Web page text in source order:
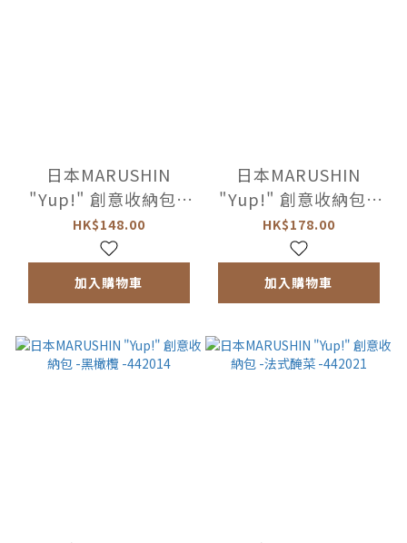
日本MARUSHIN
"Yup!" 創意收納包 -
薄餅盒 -442045
HK$148.00
加入購物車
日本MARUSHIN
"Yup!" 創意收納包 -
橄欖 -442007
HK$178.00
加入購物車